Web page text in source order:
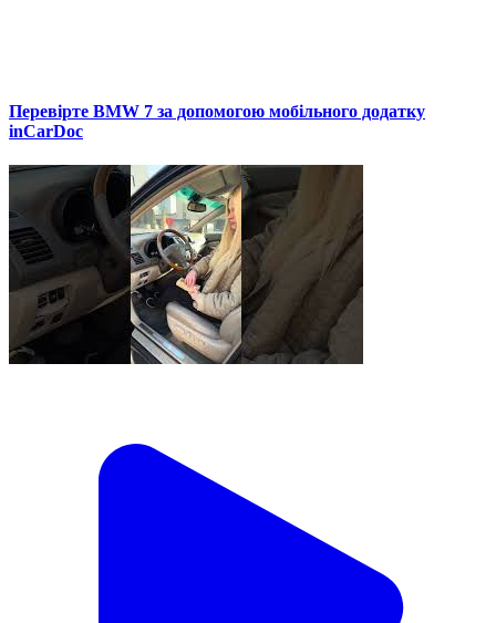
Перевірте BMW 7 за допомогою мобільного додатку
inCarDoc